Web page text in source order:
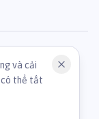
và cải
có thể tắt